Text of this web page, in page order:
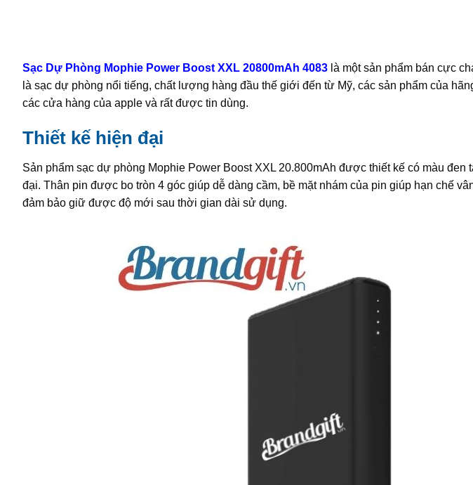
Sạc Dự Phòng Mophie Power Boost XXL 20800mAh 4083 là một sản phẩm bán cực
là sạc dự phòng nổi tiếng, chất lượng hàng đầu thế giới đến từ Mỹ, các sản phẩm của
các cửa hàng của apple và rất được tin dùng.
Thiết kế hiện đại
Sản phẩm sạc dự phòng Mophie Power Boost XXL 20.800mAh được thiết kế có màu đen
đại. Thân pin được bo tròn 4 góc giúp dễ dàng cầm, bề mặt nhám của pin giúp hạn chế
đảm bảo giữ được độ mới sau thời gian dài sử dụng.